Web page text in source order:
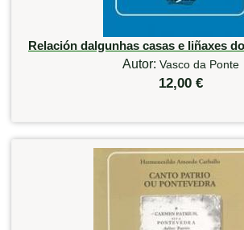
Relación dalgunhas casas e liñaxes
Autor: Vasco da Ponte
12,00 €